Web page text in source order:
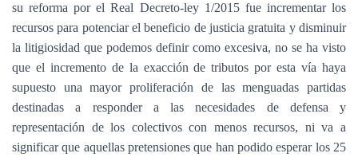
su reforma por el Real Decreto-ley 1/2015 fue incrementar los
recursos para potenciar el beneficio de justicia gratuita y disminuir
la litigiosidad que podemos definir como excesiva, no se ha visto
que el incremento de la exacción de tributos por esta vía haya
supuesto una mayor proliferación de las menguadas partidas
destinadas a responder a las necesidades de defensa y
representación de los colectivos con menos recursos, ni va a
significar que aquellas pretensiones que han podido esperar los 25